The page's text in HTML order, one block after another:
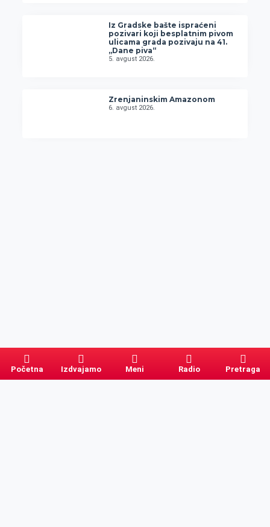
Iz Gradske bašte ispraćeni
pozivari koji besplatnim pivom
ulicama grada pozivaju na 41.
„Dane piva“
5. avgust 2026.
Zrenjaninskim Amazonom
6. avgust 2026.
Početna Izdvajamo Meni Radio Pretraga